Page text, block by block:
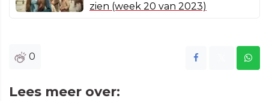
zien (week 20 van 2023)
0
Lees meer over: